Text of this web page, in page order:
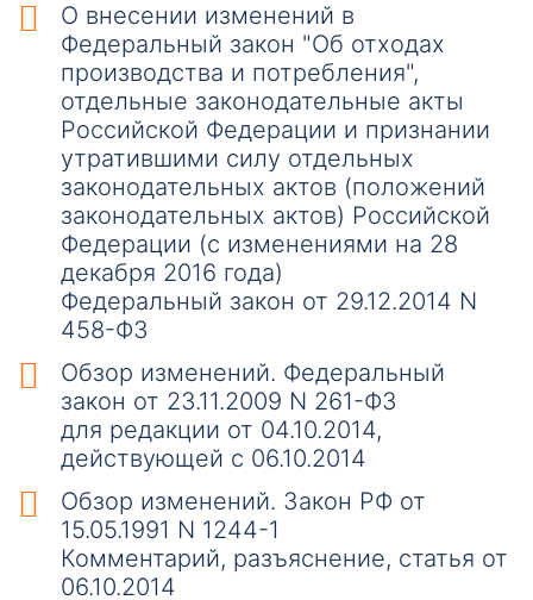
О внесении изменений в
Федеральный закон "Об отходах
производства и потребления",
отдельные законодательные акты
Российской Федерации и признании
утратившими силу отдельных
законодательных актов (положений
законодательных актов) Российской
Федерации (с изменениями на 28
декабря 2016 года)
Федеральный закон от 29.12.2014 N
458-ФЗ
Обзор изменений. Федеральный
закон от 23.11.2009 N 261-ФЗ
для редакции от 04.10.2014,
действующей с 06.10.2014
Обзор изменений. Закон РФ от
15.05.1991 N 1244-1
Комментарий, разъяснение, статья от
06.10.2014